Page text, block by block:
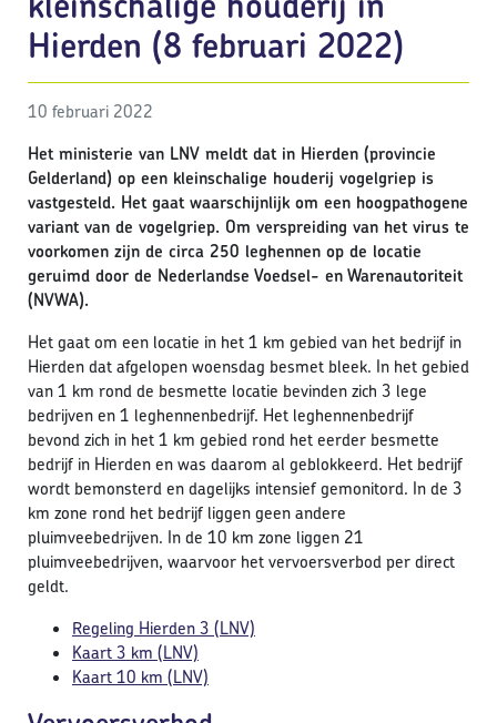
Hierden (8 februari 2022)
10 februari 2022
Het ministerie van LNV meldt dat in Hierden (provincie
Gelderland) op een kleinschalige houderij vogelgriep is
vastgesteld. Het gaat waarschijnlijk om een hoogpathogene
variant van de vogelgriep. Om verspreiding van het virus te
voorkomen zijn de circa 250 leghennen op de locatie
geruimd door de Nederlandse Voedsel- en Warenautoriteit
(NVWA).
Het gaat om een locatie in het 1 km gebied van het bedrijf in
Hierden dat afgelopen woensdag besmet bleek. In het gebied
van 1 km rond de besmette locatie bevinden zich 3 lege
bedrijven en 1 leghennenbedrijf. Het leghennenbedrijf
bevond zich in het 1 km gebied rond het eerder besmette
bedrijf in Hierden en was daarom al geblokkeerd. Het bedrijf
wordt bemonsterd en dagelijks intensief gemonitord. In de 3
km zone rond het bedrijf liggen geen andere
pluimveebedrijven. In de 10 km zone liggen 21
pluimveebedrijven, waarvoor het vervoersverbod per direct
geldt.
Regeling Hierden 3 (LNV)
Kaart 3 km (LNV)
Kaart 10 km (LNV)